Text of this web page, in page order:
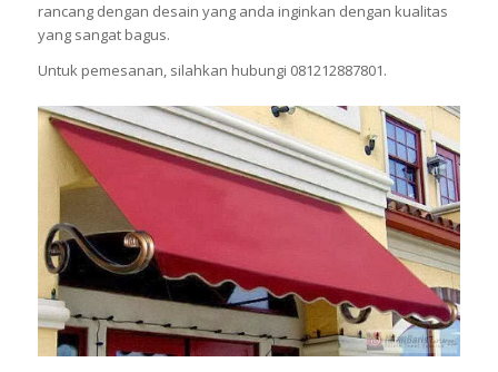
rancang dengan desain yang anda inginkan dengan kualitas
yang sangat bagus.
Untuk pemesanan, silahkan hubungi 081212887801.